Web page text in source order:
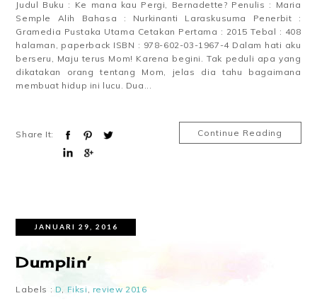
Judul Buku : Ke mana kau Pergi, Bernadette? Penulis : Maria
Semple Alih Bahasa : Nurkinanti Laraskusuma Penerbit :
Gramedia Pustaka Utama Cetakan Pertama : 2015 Tebal : 408
halaman, paperback ISBN : 978-602-03-1967-4 Dalam hati aku
berseru, Maju terus Mom! Karena begini. Tak peduli apa yang
dikatakan orang tentang Mom, jelas dia tahu bagaimana
membuat hidup ini lucu. Dua...
Share It: Continue Reading
JANUARI 29, 2016
Dumplin’
Labels : D Fiksi review 2016